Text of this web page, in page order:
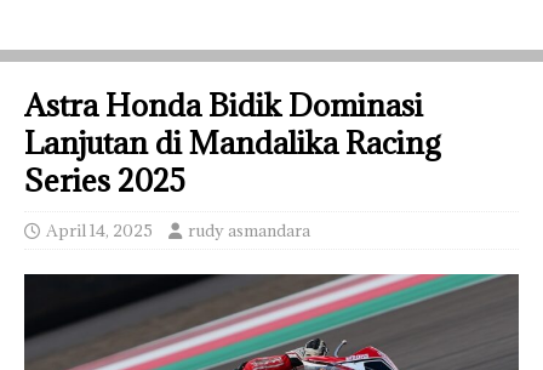
Astra Honda Bidik Dominasi
Lanjutan di Mandalika Racing
Series 2025
April 14, 2025 rudy asmandara